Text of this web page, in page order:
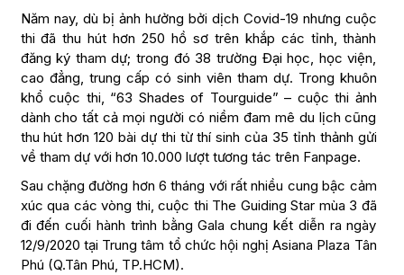
Năm nay, dù bị ảnh hưởng bởi dịch Covid-19 nhưng cuộc
thi đã thu hút hơn 250 hồ sơ trên khắp các tỉnh, thành
đăng ký tham dự; trong đó 38 trường Đại học, học viện,
cao đẳng, trung cấp có sinh viên tham dự. Trong khuôn
khổ cuộc thi, “63 Shades of Tourguide” – cuộc thi ảnh
dành cho tất cả mọi người có niềm đam mê du lịch cũng
thu hút hơn 120 bài dự thi từ thí sinh của 35 tỉnh thảnh gửi
về tham dự với hơn 10.000 lượt tương tác trên Fanpage.
Sau chặng đường hơn 6 tháng với rất nhiều cung bậc cảm
xúc qua các vòng thi, cuộc thi The Guiding Star mùa 3 đã
đi đến cuối hành trình bằng Gala chung kết diễn ra ngày
12/9/2020 tại Trung tâm tổ chức hội nghị Asiana Plaza Tân
Phú (Q.Tân Phú, TP.HCM).